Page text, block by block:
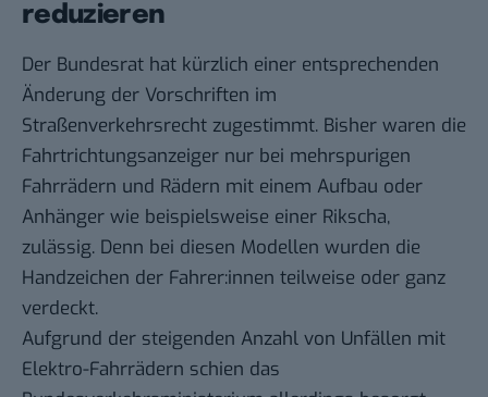
reduzieren
Der Bundesrat hat kürzlich einer entsprechenden
Änderung der Vorschriften im
Straßenverkehrsrecht zugestimmt. Bisher waren die
Fahrtrichtungsanzeiger nur bei mehrspurigen
Fahrrädern und Rädern mit einem Aufbau oder
Anhänger wie beispielsweise einer Rikscha,
zulässig. Denn bei diesen Modellen wurden die
Handzeichen der Fahrer:innen teilweise oder ganz
verdeckt.
Aufgrund der steigenden Anzahl von Unfällen mit
Elektro-Fahrrädern schien das